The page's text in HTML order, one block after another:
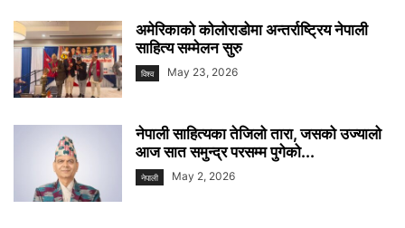
अमेरिकाको कोलोराडोमा अन्तर्राष्ट्रिय नेपाली
साहित्य सम्मेलन सुरु
विश्व May 23, 2026
नेपाली साहित्यका तेजिलो तारा, जसको उज्यालो
आज सात समुन्द्र परसम्म पुगेको...
नेपाली May 2, 2026